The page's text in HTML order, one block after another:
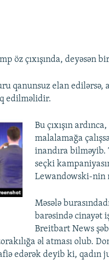
öz çıxışında, deyəsən
qanunsuz elan edilərsə,
edilməlidir.
Bu çıxışın
malalamağa
inandıra
seçki
Lewandowski-nin
Məsələ
barəsində cinayət
Breitbart News
əl atması olub.
edərək deyib ki, qadın